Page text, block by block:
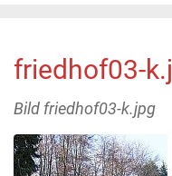
friedhof03-
Bild friedhof03-k.jpg